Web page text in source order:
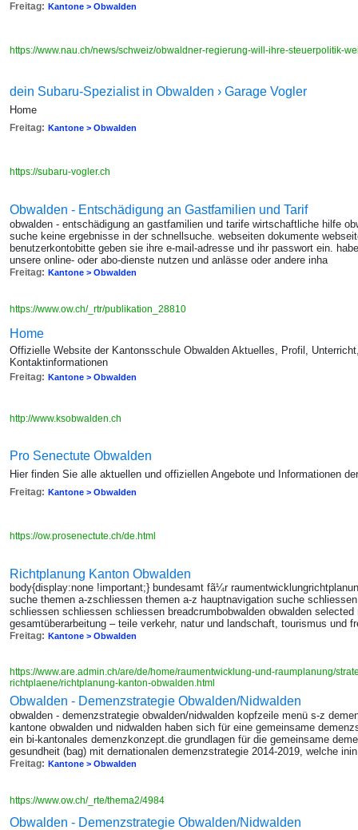
Freitag: Kantone > Obwalden
https://www.nau.ch/news/schweiz/obwaldner-regierung-will-ihre-steuerpolitik-
dein Subaru-Spezialist in Obwalden › Garage Vogler
Home
Freitag: Kantone > Obwalden
https://subaru-vogler.ch
Obwalden - Entschädigung an Gastfamilien und Tarif
obwalden - entschädigung an gastfamilien und tarife wirtschaftliche hilfe
suche keine ergebnisse in der schnellsuche. webseiten dokumente
benutzerkontobitte geben sie ihre e-mail-adresse und ihr passwort ein.
unsere online- oder abo-dienste nutzen und anlässe oder andere inha
Freitag: Kantone > Obwalden
https://www.ow.ch/_rtr/publikation_28810
Home
Offizielle Website der Kantonsschule Obwalden Aktuelles, Profil,
Kontaktinformationen
Freitag: Kantone > Obwalden
http://www.ksobwalden.ch
Pro Senectute Obwalden
Hier finden Sie alle aktuellen und offiziellen Angebote und Informationen
Freitag: Kantone > Obwalden
https://ow.prosenectute.ch/de.html
Richtplanung Kanton Obwalden
body{display:none !important;} bundesamt fã¼r
suche themen a-zschliessen themen a-z hauptnavigation suche
schliessen schliessen schliessen breadcrumbobwalden obwalden selected
gesamtüberarbeitung – teile verkehr, natur und landschaft, tourismus und
Freitag: Kantone > Obwalden
https://www.are.admin.ch/are/de/home/raumentwicklung-und-raumplanung/
richtplaene/richtplanung-kanton-obwalden.html
Obwalden - Demenzstrategie Obwalden/Nidwalden
obwalden - demenzstrategie obwalden/nidwalden kopfzeile menü s-z
kantone obwalden und nidwalden haben sich für eine gemeinsame
ein bi-kantonales demenzkonzept.die grundlagen für die gemeinsame
gesundheit (bag) mit dernationalen demenzstrategie 2014-2019, welche
Freitag: Kantone > Obwalden
https://www.ow.ch/_rte/thema2/4984
Obwalden - Demenzstrategie Obwalden/Nidwalden